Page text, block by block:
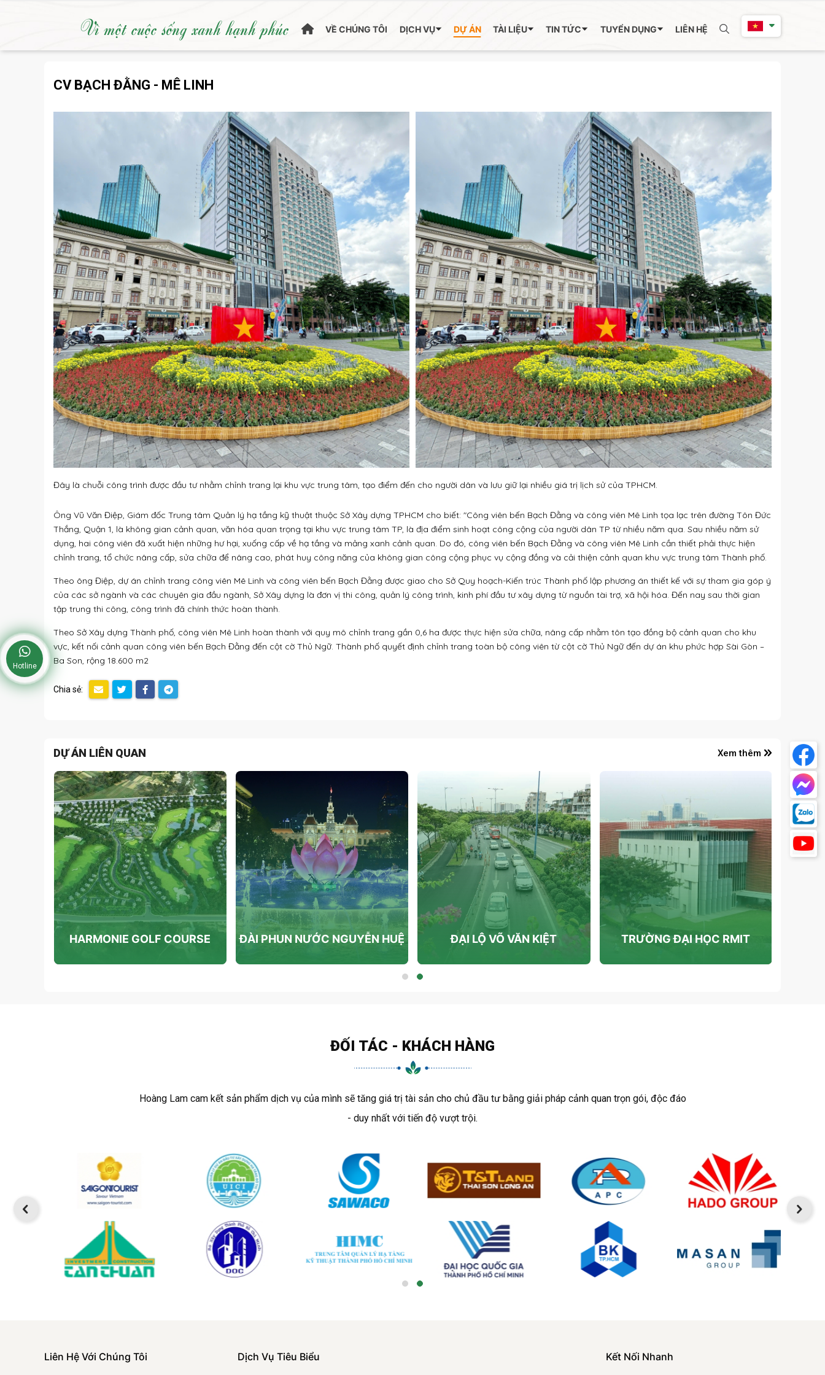
Vì một cuộc sống xanh hạnh phúc VỀ CHÚNG TÔI DỊCH VỤ DỰ ÁN TÀI LIỆU TIN TỨC TUYỂN DỤNG LIÊN HỆ
CV BẠCH ĐẰNG - MÊ LINH
Đây là chuỗi công trình được đầu tư nhằm chỉnh trang lại khu vực trung tâm, tạo điểm đến cho người dân và lưu giữ lại nhiều giá trị lịch sử của TPHCM.
Ông Vũ Văn Điệp, Giám đốc Trung tâm Quản lý hạ tầng kỹ thuật thuộc Sở Xây dựng TPHCM cho biết: "Công viên bến Bạch Đằng và công viên Mê Linh tọa lạc trên đường Tôn Đức
Thắng, Quận 1, là không gian cảnh quan, văn hóa quan trọng tại khu vực trung tâm TP, là địa điểm sinh hoạt công cộng của người dân TP từ nhiều năm qua. Sau nhiều năm sử
dụng, hai công viên đã xuất hiện những hư hại, xuống cấp về hạ tầng và mảng xanh cảnh quan. Do đó, công viên bến Bạch Đằng và công viên Mê Linh cần thiết phải thực hiện
chỉnh trang, tổ chức nâng cấp, sửa chữa để nâng cao, phát huy công năng của không gian công cộng phục vụ cộng đồng và cải thiện cảnh quan khu vực trung tâm Thành phố.
Theo ông Điệp, dự án chỉnh trang công viên Mê Linh và công viên bến Bạch Đằng được giao cho Sở Quy hoạch-Kiến trúc Thành phố lập phương án thiết kế với sự tham gia góp ý
của các sở ngành và các chuyên gia đầu ngành, Sở Xây dựng là đơn vị thi công, quản lý công trình, kinh phí đầu tư xây dựng từ nguồn tài trợ, xã hội hóa. Đến nay sau thời gian
tập trung thi công, công trình đã chính thức hoàn thành.
Theo Sở Xây dựng Thành phố, công viên Mê Linh hoàn thành với quy mô chỉnh trang gần 0,6 ha được thực hiện sửa chữa, nâng cấp nhằm tôn tạo đồng bộ cảnh quan cho khu
vực, kết nối cảnh quan công viên bến Bạch Đằng đến cột cờ Thủ Ngữ. Thành phố quyết định chỉnh trang toàn bộ công viên từ cột cờ Thủ Ngữ đến dự án khu phức hợp Sài Gòn –
Ba Son, rộng 18.600 m2
Chia sẻ:
DỰ ÁN LIÊN QUAN Xem thêm
HARMONIE GOLF COURSE ĐÀI PHUN NƯỚC NGUYỄN HUỆ ĐẠI LỘ VÕ VĂN KIỆT TRƯỜNG ĐẠI HỌC RMIT
ĐỐI TÁC - KHÁCH HÀNG
Hoàng Lam cam kết sản phẩm dịch vụ của mình sẽ tăng giá trị tài sản cho chủ đầu tư bằng giải pháp cảnh quan trọn gói, độc đáo
- duy nhất với tiến độ vượt trội.
Liên Hệ Với Chúng Tôi Dịch Vụ Tiêu Biểu Kết Nối Nhanh
Hotline